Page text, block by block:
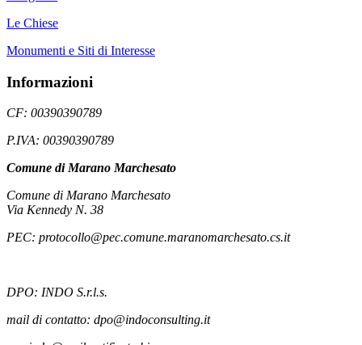
Le Chiese
Monumenti e Siti di Interesse
Informazioni
CF: 00390390789
P.IVA: 00390390789
Comune di Marano Marchesato
Comune di Marano Marchesato
Via Kennedy N. 38
PEC: protocollo@pec.comune.maranomarchesato.cs.it
DPO: INDO S.r.l.s.
mail di contatto: dpo@indoconsulting.it